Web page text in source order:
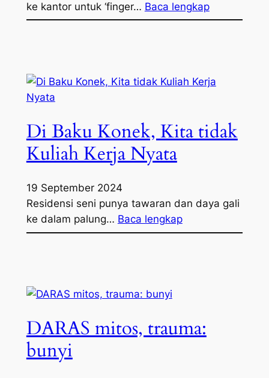
ke kantor untuk ‘finger… Baca lengkap
Di Baku Konek, Kita tidak
Kuliah Kerja Nyata
19 September 2024
Residensi seni punya tawaran dan daya gali
ke dalam palung… Baca lengkap
DARAS mitos, trauma:
bunyi